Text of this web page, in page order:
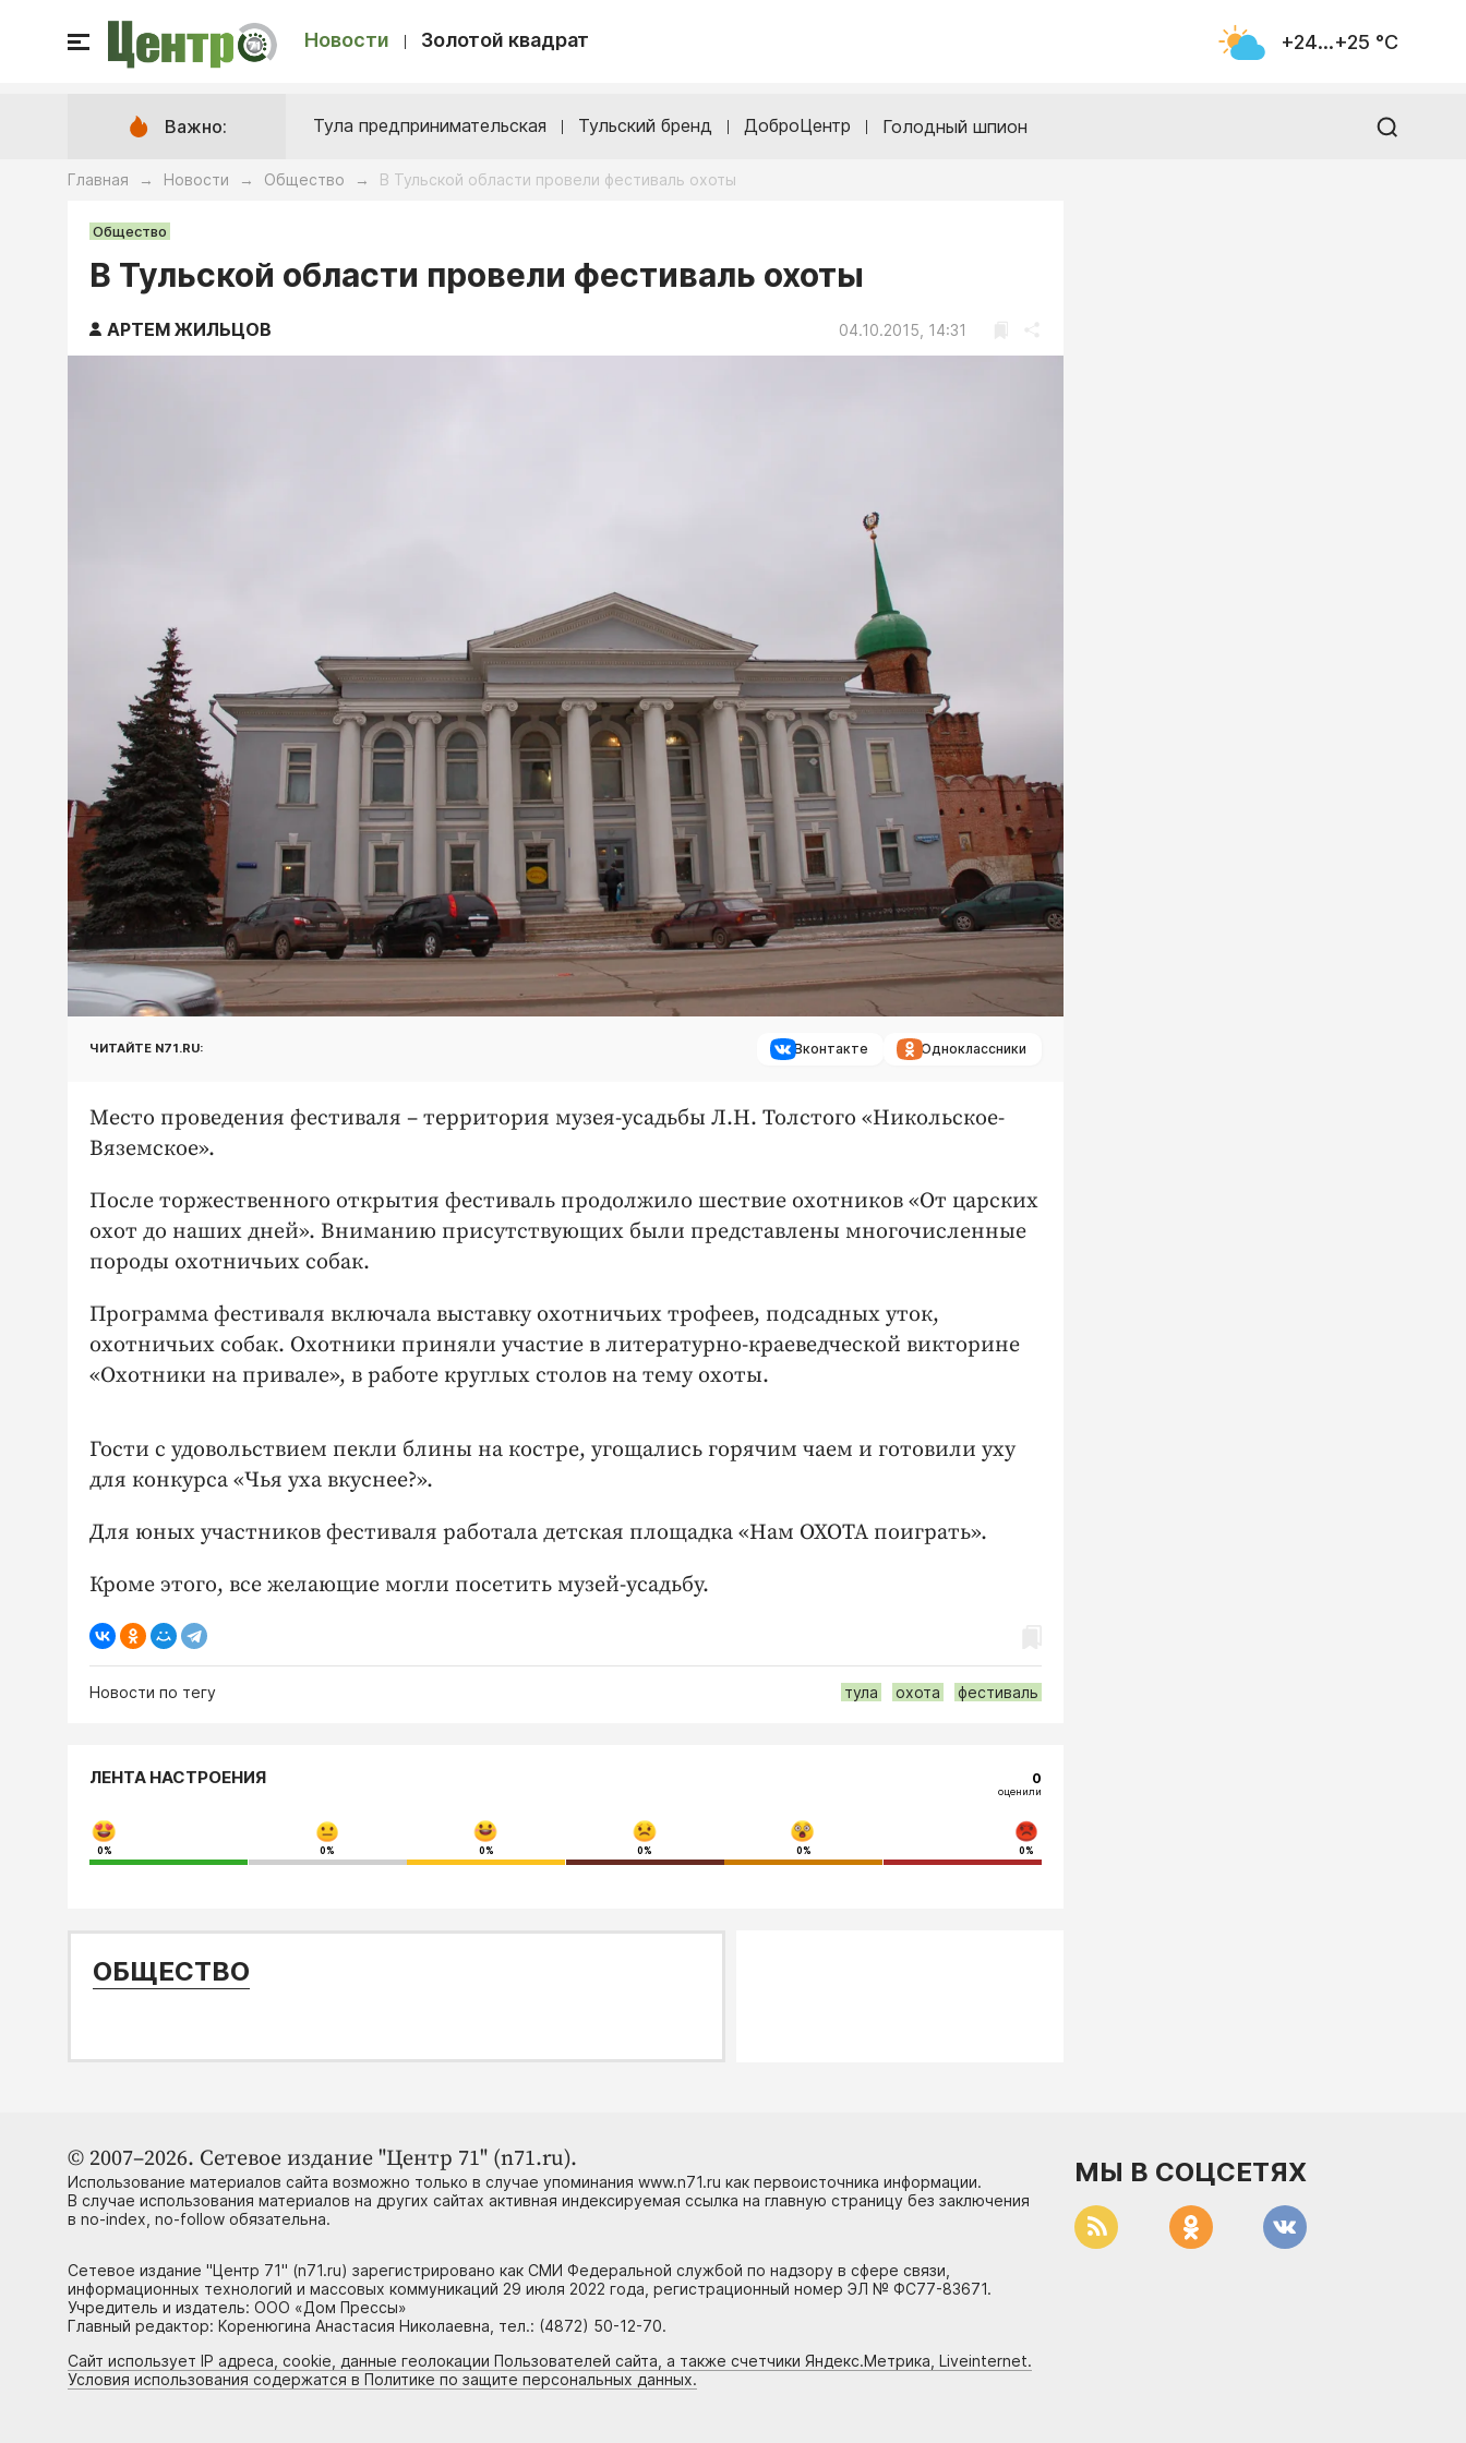
Новости Золотой квадрат +24...+25 °С
Важно: Тула предпринимательская Тульский бренд ДоброЦентр Голодный шпион
Главная → Новости → Общество → В Тульской области провели фестиваль охоты
Общество
В Тульской области провели фестиваль охоты
АРТЕМ ЖИЛЬЦОВ 04.10.2015, 14:31
ЧИТАЙТЕ N71.RU: Вконтакте Одноклассники
Место проведения фестиваля – территория музея-усадьбы Л.Н. Толстого «Никольское-
Вяземское».
После торжественного открытия фестиваль продолжило шествие охотников «От царских
охот до наших дней». Вниманию присутствующих были представлены многочисленные
породы охотничьих собак.
Программа фестиваля включала выставку охотничьих трофеев, подсадных уток,
охотничьих собак. Охотники приняли участие в литературно-краеведческой викторине
«Охотники на привале», в работе круглых столов на тему охоты.
Гости с удовольствием пекли блины на костре, угощались горячим чаем и готовили уху
для конкурса «Чья уха вкуснее?».
Для юных участников фестиваля работала детская площадка «Нам ОХОТА поиграть».
Кроме этого, все желающие могли посетить музей-усадьбу.
Новости по тегу тула охота фестиваль
ЛЕНТА НАСТРОЕНИЯ 0
оценили
0% 0% 0% 0% 0% 0%
ОБЩЕСТВО
© 2007–2026. Сетевое издание "Центр 71" (n71.ru).
Использование материалов сайта возможно только в случае упоминания www.n71.ru как первоисточника информации.
В случае использования материалов на других сайтах активная индексируемая ссылка на главную страницу без заключения
в no-index, no-follow обязательна.
Сетевое издание "Центр 71" (n71.ru) зарегистрировано как СМИ Федеральной службой по надзору в сфере связи,
информационных технологий и массовых коммуникаций 29 июля 2022 года, регистрационный номер ЭЛ № ФС77-83671.
Учредитель и издатель: ООО «Дом Прессы»
Главный редактор: Коренюгина Анастасия Николаевна, тел.: (4872) 50-12-70.
Сайт использует IP адреса, cookie, данные геолокации Пользователей сайта, а также счетчики Яндекс.Метрика, Liveinternet.
Условия использования содержатся в Политике по защите персональных данных.
МЫ В СОЦСЕТЯХ